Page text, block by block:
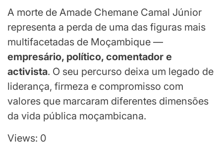
A morte de Amade Chemane Camal Júnior
representa a perda de uma das figuras mais
multifacetadas de Moçambique —
empresário, político, comentador e
activista. O seu percurso deixa um legado de
liderança, firmeza e compromisso com
valores que marcaram diferentes dimensões
da vida pública moçambicana.
Views: 0